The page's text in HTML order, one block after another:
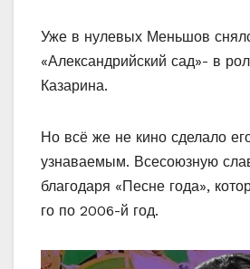
Уже в нулевых Меньшов
«Александрийский сад»- в
Казарина.
Но всё же не кино сделало
узнаваемым. Всесоюзную
благодаря «Песне года»,
го по 2006-й год.